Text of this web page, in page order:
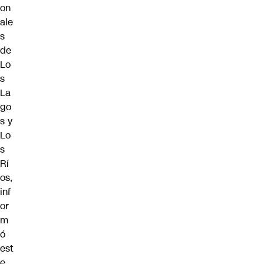
on
ale
s
de
Lo
s
La
go
s y
Lo
s
Rí
os,
inf
or
m
ó
est